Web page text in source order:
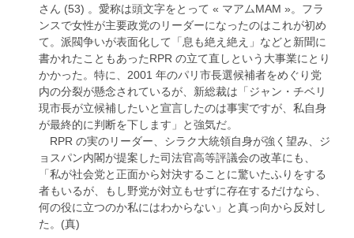
さん (53) 。愛称は頭文字をとって « マアムMAM »。フラ
ンスで女性が主要政党のリーダーになったのはこれが初め
て。派閥争いが表面化して「息も絶え絶え」などと新聞に
書かれたこともあったRPR の立て直しという大事業にとり
かかった。特に、2001 年のパリ市長選候補者をめぐり党
内の分裂が懸念されているが、新総裁は「ジャン・チベリ
現市長が立候補したいと宣言したのは事実ですが、私自身
が最終的に判断を下します」と強気だ。
RPR の実のリーダー、シラク大統領自身が強く望み、ジ
ョスパン内閣が提案した司法官高等評議会の改革にも、
「私が社会党と正面から対決することに驚いたふりをする
者もいるが、もし野党が対立もせずに存在するだけなら、
何の役に立つのか私にはわからない」と真っ向から反対し
た。(真)